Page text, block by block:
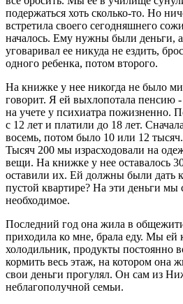
подержаться хоть сколько-то. Но
встретила своего сегодняшнего
началось. Ему нужны были деньги,
уговаривал ее никуда не ездить,
одного ребенка, потом второго.
На книжке у нее никогда не было
говорит. Я ей выхлопотала пенсию
на учете у психиатра пожизненно.
с 12 лет и платили до 18 лет.
восемь, потом было 10 или 12
Тысяч 200 мы израсходовали на
вещи. На книжке у нее оставалось
оставили их. Ей должны были дать
пустой квартире? На эти деньги мы
необходимое.
Последний год она жила в
приходила ко мне, брала еду. Мы
холодильник, продукты постоянно
кормить весь этаж, на котором она
свои деньги прогулял. Он сам из
неблагополучной семьи.